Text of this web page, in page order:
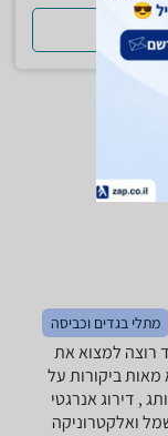
מתלי בגדים וכביסה
- ‏2,000 - 2,500 ‏₪ ‏1,500 ‏סל"ד רוצה למצוא את
ביקורות על
, דירוג אנרגטי
ואלקטרוניקה